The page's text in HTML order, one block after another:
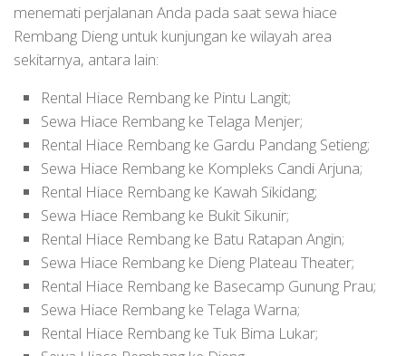
menemati perjalanan Anda pada saat sewa hiace
Rembang Dieng untuk kunjungan ke wilayah area
sekitarnya, antara lain:
Rental Hiace Rembang ke Pintu Langit;
Sewa Hiace Rembang ke Telaga Menjer;
Rental Hiace Rembang ke Gardu Pandang Setieng;
Sewa Hiace Rembang ke Kompleks Candi Arjuna;
Rental Hiace Rembang ke Kawah Sikidang;
Sewa Hiace Rembang ke Bukit Sikunir;
Rental Hiace Rembang ke Batu Ratapan Angin;
Sewa Hiace Rembang ke Dieng Plateau Theater;
Rental Hiace Rembang ke Basecamp Gunung Prau;
Sewa Hiace Rembang ke Telaga Warna;
Rental Hiace Rembang ke Tuk Bima Lukar;